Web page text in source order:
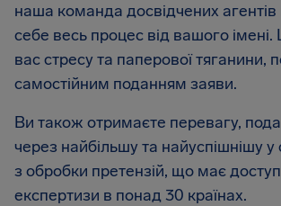
наша команда досвідчених агентів
себе весь процес від вашого
вас стресу та паперової тяганини,
самостійним поданням заяви.
Ви також отримаєте перевагу,
через найбільшу та найуспішнішу у
з обробки претензій, що має
експертизи в понад 30 країнах.